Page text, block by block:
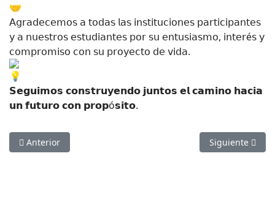
𝖠𝗀𝗋𝖺𝖽𝖾𝖼𝖾𝗆𝗈𝗌 𝖺 𝗍𝗈𝖽𝖺𝗌 𝗅𝖺𝗌 𝗂𝗇𝗌𝗍𝗂𝗍𝗎𝖼𝗂𝗈𝗇𝖾𝗌 𝗉𝖺𝗋𝗍𝗂𝖼𝗂𝗉𝖺𝗇𝗍𝖾𝗌
𝗒 𝖺 𝗇𝗎𝖾𝗌𝗍𝗋𝗈𝗌 𝖾𝗌𝗍𝗎𝖽𝗂𝖺𝗇𝗍𝖾𝗌 𝗉𝗈𝗋 𝗌𝗎 𝖾𝗇𝗍𝗎𝗌𝗂𝖺𝗌𝗆𝗈, 𝗂𝗇𝗍𝖾𝗋é𝗌 𝗒
𝖼𝗈𝗆𝗉𝗋𝗈𝗆𝗂𝗌𝗈 𝖼𝗈𝗇 𝗌𝗎 𝗉𝗋𝗈𝗒𝖾𝖼𝗍𝗈 𝖽𝖾 𝗏𝗂𝖽𝖺.
𝗦𝗲𝗴𝘂𝗶𝗺𝗼𝘀 𝗰𝗼𝗻𝘀𝘁𝗿𝘂𝘆𝗲𝗻𝗱𝗼 𝗷𝘂𝗻𝘁𝗼𝘀 𝗲𝗹 𝗰𝗮𝗺𝗶𝗻𝗼 𝗵𝗮𝗰𝗶𝗮
𝘂𝗻 𝗳𝘂𝘁𝘂𝗿𝗼 𝗰𝗼𝗻 𝗽𝗿𝗼𝗽ó𝘀𝗶𝘁𝗼.
Artículo anterior: Sembradores de Paz
Anterior Artículo
Siguiente